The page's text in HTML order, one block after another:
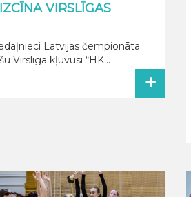
VIRSLĪGAS
Latvijas čempionāta
Virslīgā kļuvusi “HK...
+